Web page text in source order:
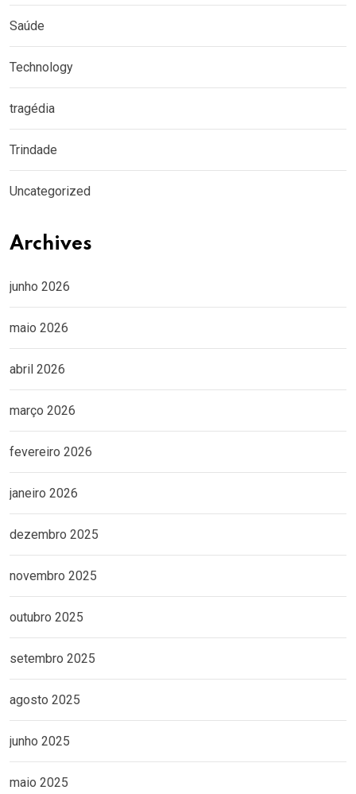
Saúde
Technology
tragédia
Trindade
Uncategorized
Archives
junho 2026
maio 2026
abril 2026
março 2026
fevereiro 2026
janeiro 2026
dezembro 2025
novembro 2025
outubro 2025
setembro 2025
agosto 2025
junho 2025
maio 2025